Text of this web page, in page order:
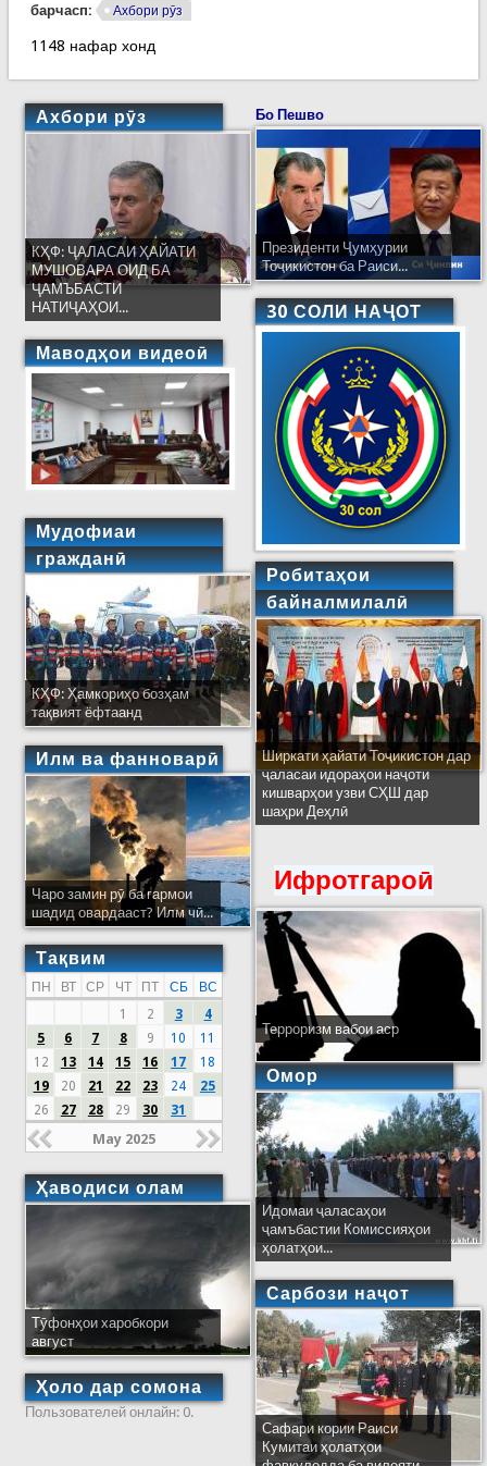
барчасп: Ахбори рӯз
1148 нафар хонд
Ахбори рӯз
КҲФ: ҶАЛАСАИ ҲАЙАТИ
МУШОВАРА ОИД БА
ҶАМЪБАСТИ
НАТИҶАҲОИ...
Маводҳои видеоӣ
Мудофиаи
гражданӣ
КҲФ: Ҳамкориҳо бозҳам
тақвият ёфтаанд
Илм ва фанноварӣ
Чаро замин рӯ ба гармои
шадид овардааст? Илм чӣ...
Тақвим
ПН ВТ СР ЧТ ПТ СБ
ВС
1
2 3
4
5
6 7 8 9 10
11
12
13 14 15 16 17
18
19
20 21 22 23 24
25
26
27 28 29 30 31
May 2025
Ҳаводиси олам
Тӯфонҳои харобкори
август
Ҳоло дар сомона
Пользователей онлайн: 0.
Бо Пешво
Президенти Ҷумҳурии
Тоҷикистон ба Раиси...
30 СОЛИ НАҶОТ
Робитаҳои
байналмилалӣ
Ширкати ҳайати Тоҷикистон дар
ҷаласаи идораҳои наҷоти
кишварҳои узви СҲШ дар
шаҳри Деҳлӣ
Ифротгароӣ
Терроризм вабои аср
Омор
Идомаи ҷаласаҳои
ҷамъбастии Комиссияҳои
ҳолатҳои...
Сарбози наҷот
Сафари кории Раиси
Кумитаи ҳолатҳои